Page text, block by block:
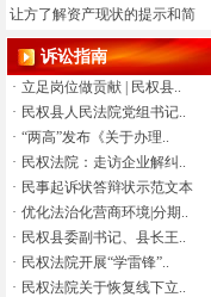
让方了解资产现状的提示和简
介，请以现场查勘为准。二、处
置方式面向社会公开竞价报废处
置，最高价者成交。三、参与公
司资格要求（一）具备有效期内
的《营业执照》或《税务登记
证》等合法经营证件。（二）具
有省级以上商务部门核发的《报
废机动车回收拆解企业资质认定
证书》。四、报名要求（一）报
名方式及截止时间：本次采取现
场报名，报名地点为民权县人民
诉讼指南
· 立足岗位做贡献 | 民权县..
· 民权县人民法院党组书记..
· “两高”发布《关于办理..
· 民权法院：走访企业解纠..
· 民事起诉状答辩状示范文本
· 优化法治化营商环境|分期..
· 民权县委副书记、县长王..
· 民权法院开展“学雷锋”..
· 民权法院关于恢复线下立..